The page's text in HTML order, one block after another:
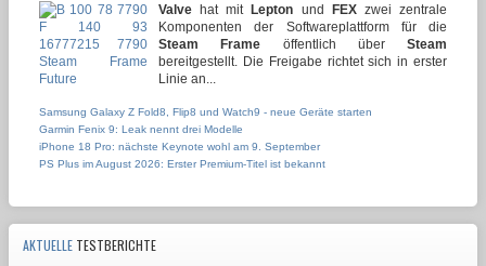
Valve hat mitLepton und FEXzwei zentrale
Komponenten der Softwareplattform für die
Steam Frame öffentlich über Steam
bereitgestellt. Die Freigabe richtet sich in erster
Linie an...
Samsung Galaxy Z Fold8, Flip8 und Watch9 - neue Geräte starten
Garmin Fenix 9: Leak nennt drei Modelle
iPhone 18 Pro: nächste Keynote wohl am 9. September
PS Plus im August 2026: Erster Premium-Titel ist bekannt
AKTUELLE TESTBERICHTE